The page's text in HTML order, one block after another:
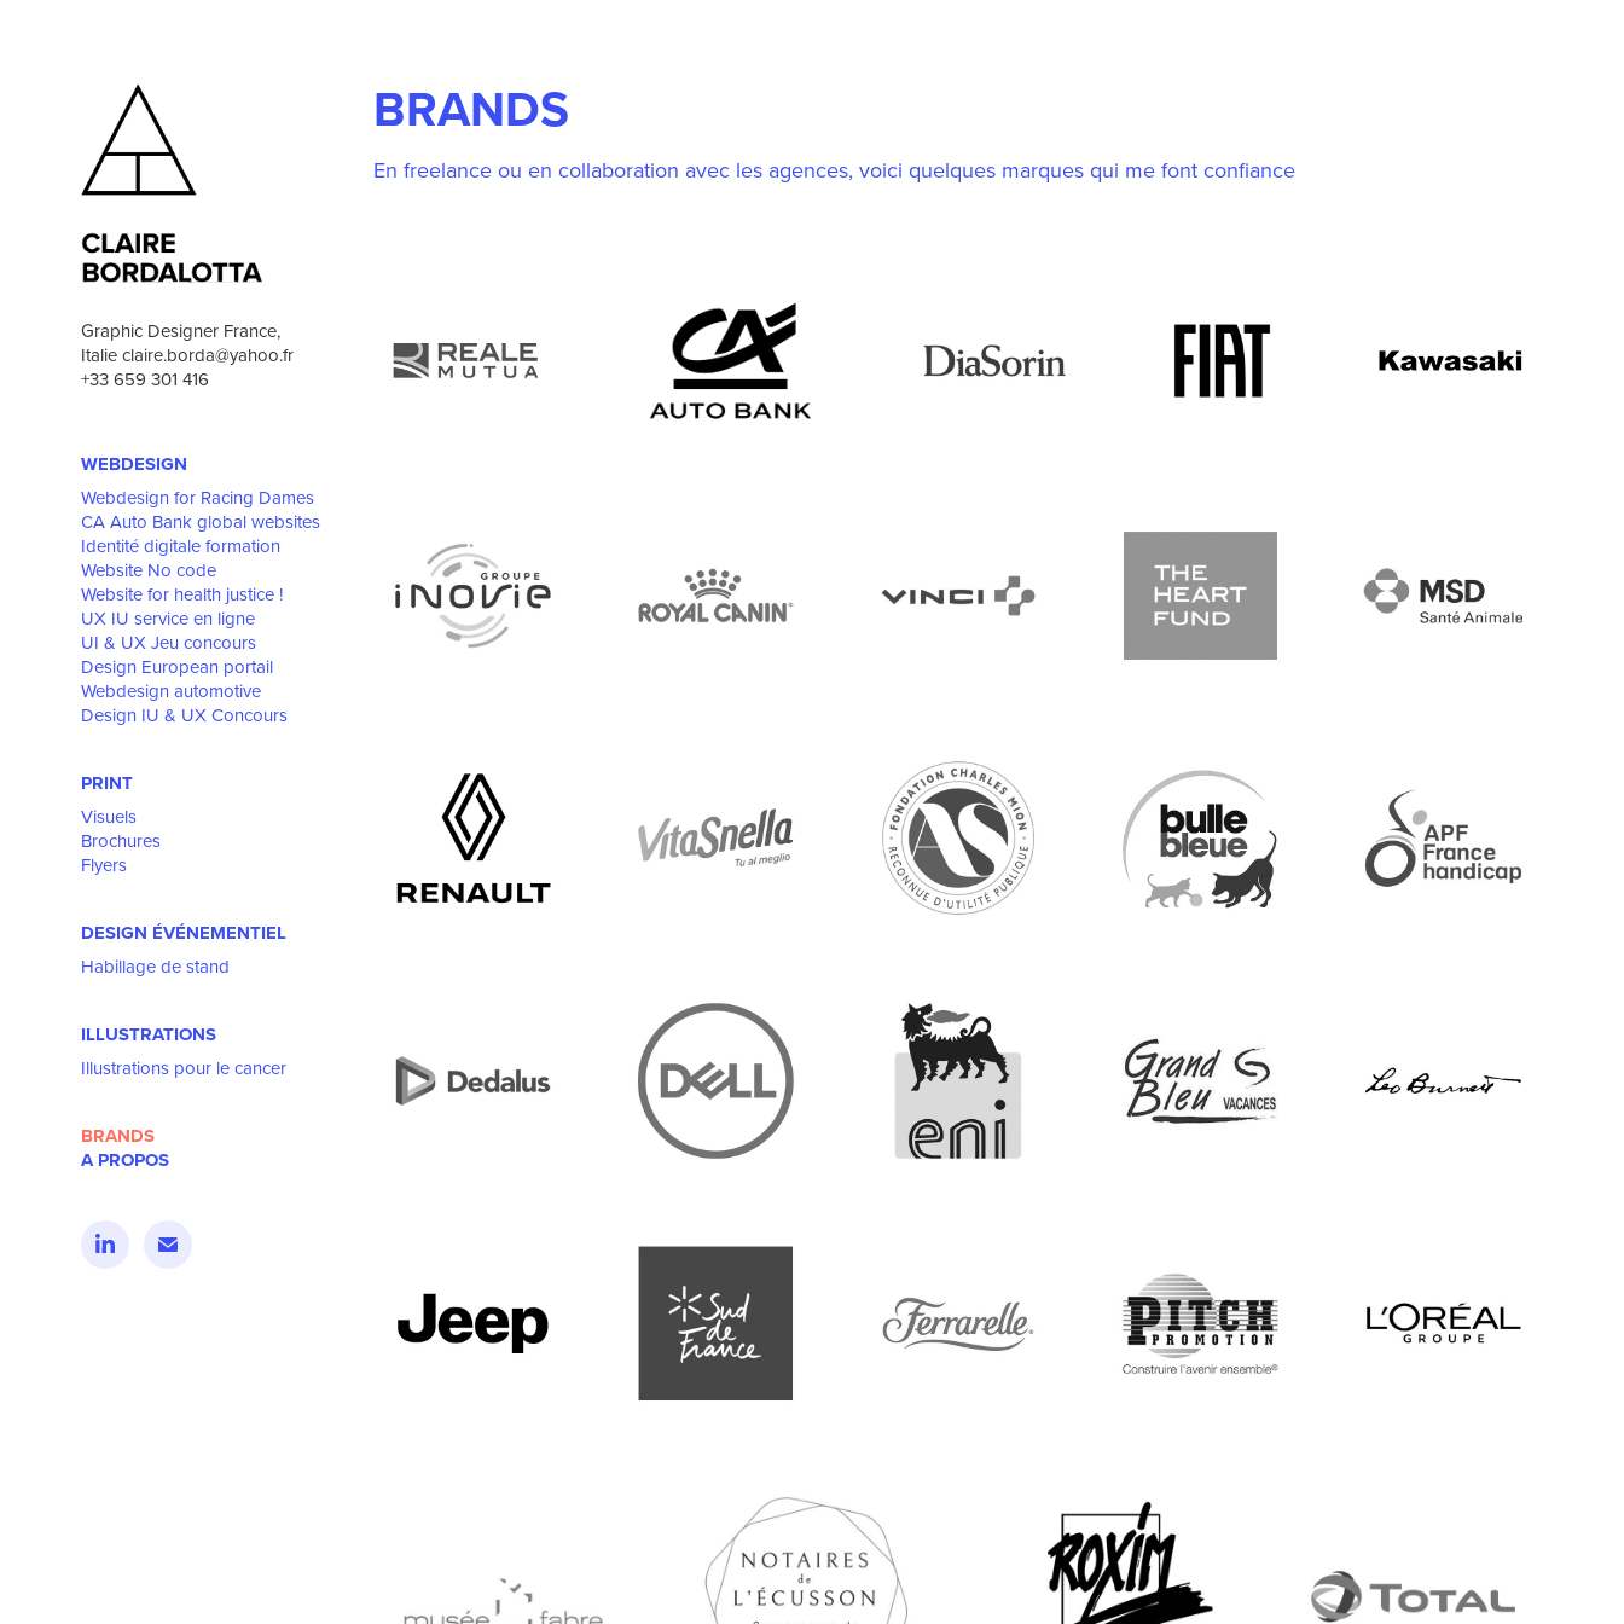
Graphic Designer France,
Italie claire.borda@yahoo.fr
+33 659 301 416
WEBDESIGN
Webdesign for Racing Dames
CA Auto Bank global websites
Identité digitale formation
Website No code
Website for health justice !
UX IU service en ligne
UI & UX Jeu concours
Design European portail
Webdesign automotive
Design IU & UX Concours
PRINT
Visuels
Brochures
Flyers
DESIGN ÉVÉNEMENTIEL
Habillage de stand
ILLUSTRATIONS
Illustrations pour le cancer
BRANDS
A PROPOS
BRANDS
En freelance ou en collaboration avec les agences, voici quelques marques qui me font confiance